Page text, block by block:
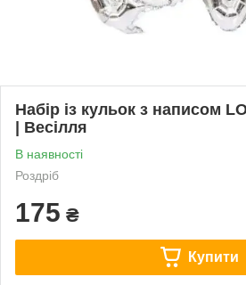
Набір із кульок з написом
| Весілля
В наявності
Роздріб
175 ₴
Купити